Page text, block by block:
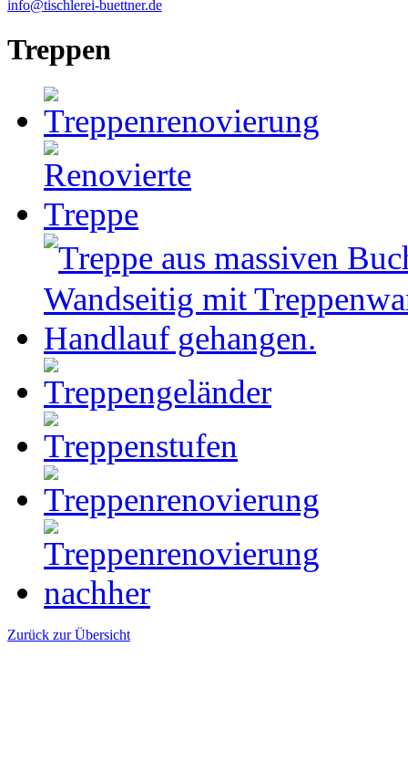
info@tischlerei-buettner.de
Treppen
Zurück zur Übersicht